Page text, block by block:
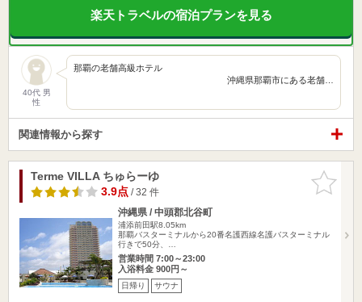
楽天トラベルの宿泊プランを見る
40代 男
性
那覇の老舗高級ホテル
沖縄県那覇市にある老舗…
関連情報から探す
お気に入
りに追加
Terme VILLA ちゅらーゆ
3.9点/ 32 件
沖縄県 / 中頭郡北谷町
浦添前田駅8.05km
那覇バスターミナルから20番名護西線名護バスターミナル
行きで50分、…
営業時間 7:00～23:00
入浴料金 900円～
日帰り サウナ